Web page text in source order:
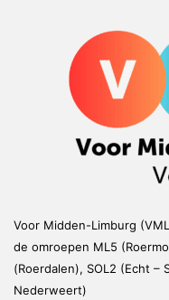
Voor Midden-Limburg
de omroepen ML5
(Roerdalen), SOL2 (Echt –
Nederweert)